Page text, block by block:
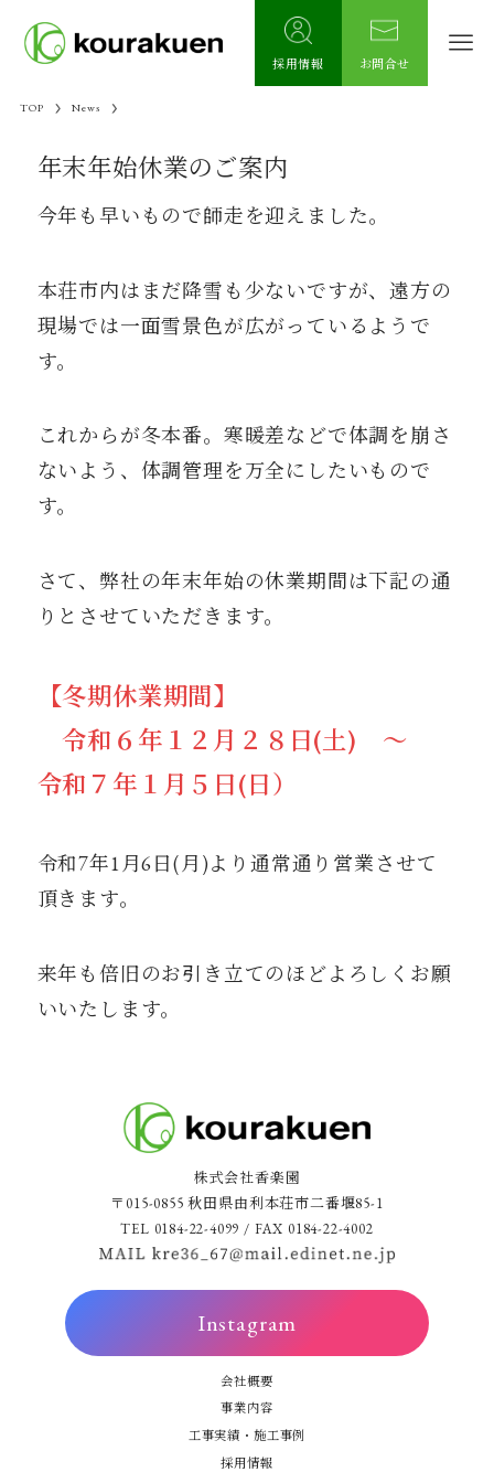
採用情報 お問合せ
TOP News
年末年始休業のご案内
今年も早いもので師走を迎えました。
本荘市内はまだ降雪も少ないですが、遠方の
現場では一面雪景色が広がっているようで
す。
これからが冬本番。寒暖差などで体調を崩さ
ないよう、体調管理を万全にしたいもので
す。
さて、弊社の年末年始の休業期間は下記の通
りとさせていただきます。
【冬期休業期間】
令和６年１２月２８日(土) ～
令和７年１月５日(日）
令和7年1月6日(月)より通常通り営業させて
頂きます。
来年も倍旧のお引き立てのほどよろしくお願
いいたします。
株式会社香楽園
〒015-0855 秋田県由利本荘市二番堰85-1
TEL 0184-22-4099 / FAX 0184-22-4002
Instagram
会社概要
事業内容
工事実績・施工事例
採用情報